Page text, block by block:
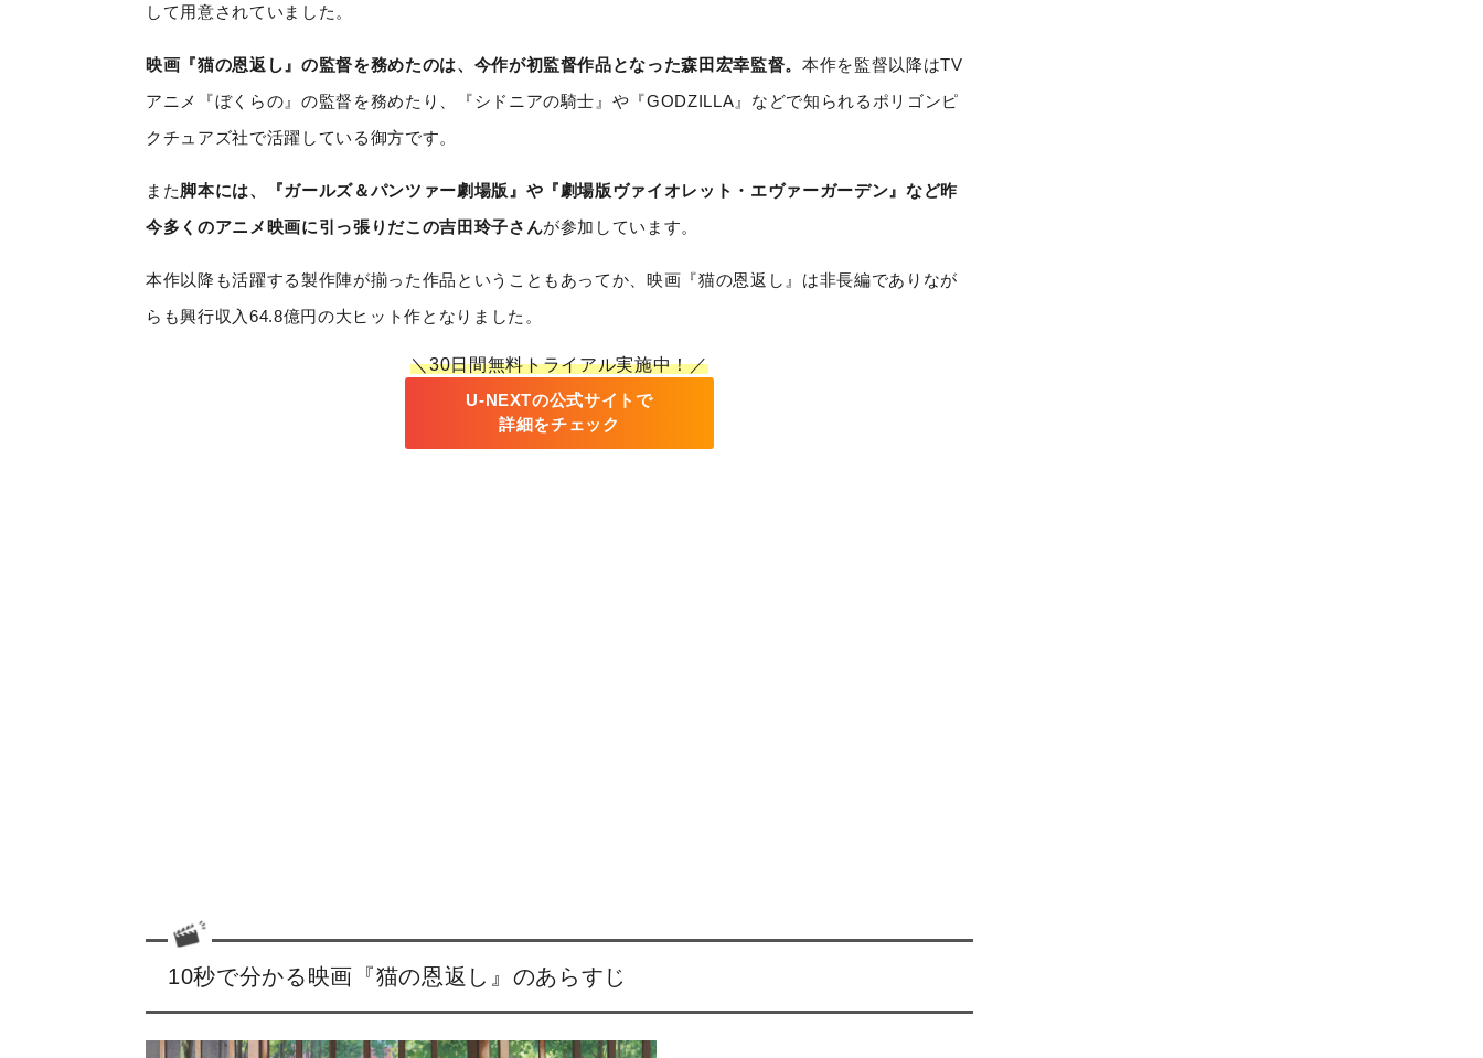
して用意されていました。
映画『猫の恩返し』の監督を務めたのは、今作が初監督作品となった森田宏幸監督。本作を監督以降はTV
アニメ『ぼくらの』の監督を務めたり、『シドニアの騎士』や『GODZILLA』などで知られるポリゴンピ
クチュアズ社で活躍している御方です。
また脚本には、『ガールズ＆パンツァー劇場版』や『劇場版ヴァイオレット・エヴァーガーデン』など昨
今多くのアニメ映画に引っ張りだこの吉田玲子さんが参加しています。
本作以降も活躍する製作陣が揃った作品ということもあってか、映画『猫の恩返し』は非長編でありなが
らも興行収入64.8億円の大ヒット作となりました。
＼30日間無料トライアル実施中！／
U-NEXTの公式サイトで
詳細をチェック
10秒で分かる映画『猫の恩返し』のあらすじ